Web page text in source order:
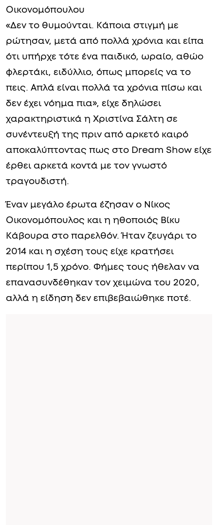
Οικονομόπουλου
«Δεν το θυμούνται. Κάποια στιγμή με
ρώτησαν, μετά από πολλά χρόνια και είπα
ότι υπήρχε τότε ένα παιδικό, ωραίο, αθώο
φλερτάκι, ειδύλλιο, όπως μπορείς να το
πεις. Απλά είναι πολλά τα χρόνια πίσω και
δεν έχει νόημα πια», είχε δηλώσει
χαρακτηριστικά η Χριστίνα Σάλτη σε
συνέντευξή της πριν από αρκετό καιρό
αποκαλύπτοντας πως στο Dream Show είχε
έρθει αρκετά κοντά με τον γνωστό
τραγουδιστή.
Έναν μεγάλο έρωτα έζησαν ο Νίκος
Οικονομόπουλος και η ηθοποιός Βίκυ
Κάβουρα στο παρελθόν. Ήταν ζευγάρι το
2014 και η σχέση τους είχε κρατήσει
περίπου 1,5 χρόνο. Φήμες τους ήθελαν να
επανασυνδέθηκαν τον χειμώνα του 2020,
αλλά η είδηση δεν επιβεβαιώθηκε ποτέ.